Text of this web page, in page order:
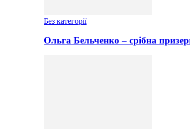
Без категорії
Ольга Бельченко – срібна